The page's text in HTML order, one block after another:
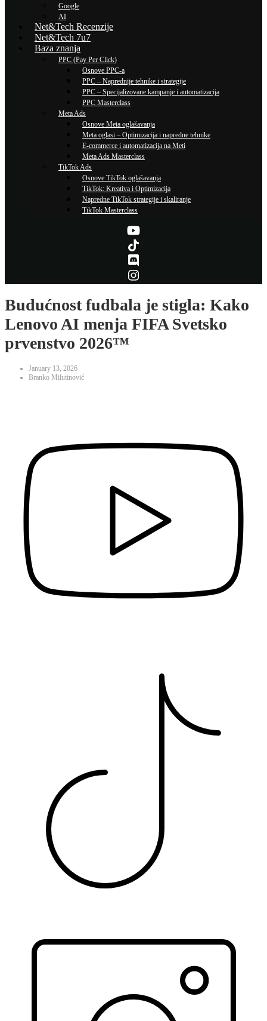
Google
AI
Net&Tech Recenzije
Net&Tech 7u7
Baza znanja
PPC (Pay Per Click)
Osnove PPC-a
PPC – Naprednije tehnike i strategije
PPC – Specijalizovane kampanje i automatizacija
PPC Masterclass
Meta Ads
Osnove Meta oglašavanja
Meta oglasi – Optimizacija i napredne tehnike
E-commerce i automatizacija na Meti
Meta Ads Masterclass
TikTok Ads
Osnove TikTok oglašavanja
TikTok: Kreativa i Optimizacija
Napredne TikTok strategije i skaliranje
TikTok Masterclass
Budućnost fudbala je stigla: Kako
Lenovo AI menja FIFA Svetsko
prvenstvo 2026™
January 13, 2026
Branko Milutinović